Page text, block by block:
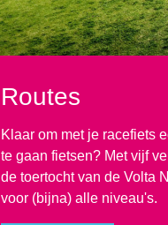
Routes
Klaar om met je racefiets
te gaan fietsen? Met vijf
de toertocht van de Volta
voor (bijna) alle niveau's.